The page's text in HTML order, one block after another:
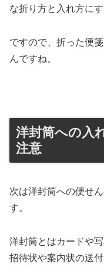
な折り方と入れ方に
ですので、折った便
んですね。
洋封筒への入
注意
次は洋封筒への便せ
す。
洋封筒とはカードや
招待状や案内状の送